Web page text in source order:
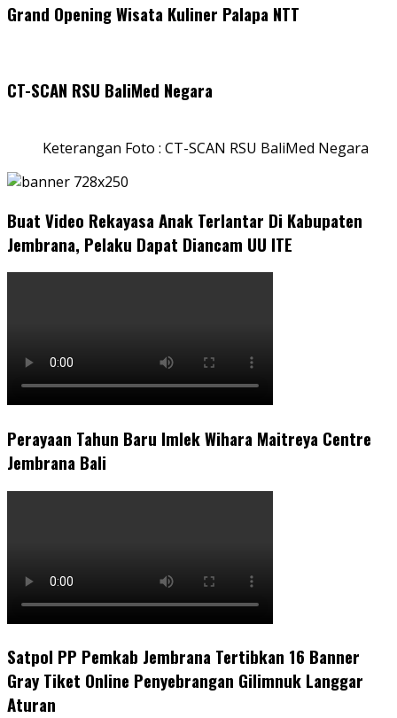
Grand Opening Wisata Kuliner Palapa NTT
CT-SCAN RSU BaliMed Negara
Keterangan Foto : CT-SCAN RSU BaliMed Negara
Buat Video Rekayasa Anak Terlantar Di Kabupaten
Jembrana, Pelaku Dapat Diancam UU ITE
Perayaan Tahun Baru Imlek Wihara Maitreya Centre
Jembrana Bali
Satpol PP Pemkab Jembrana Tertibkan 16 Banner
Gray Tiket Online Penyebrangan Gilimnuk Langgar
Aturan